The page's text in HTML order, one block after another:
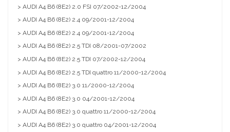
> AUDI A4 B6 (8E2) 2.0 FSI 07/2002-12/2004
> AUDI A4 B6 (8E2) 2.4 09/2001-12/2004
> AUDI A4 B6 (8E2) 2.4 09/2001-12/2004
> AUDI A4 B6 (8E2) 2.5 TDI 08/2001-07/2002
> AUDI A4 B6 (8E2) 2.5 TDI 07/2002-12/2004
> AUDI A4 B6 (8E2) 2.5 TDI quattro 11/2000-12/2004
> AUDI A4 B6 (8E2) 3.0 11/2000-12/2004
> AUDI A4 B6 (8E2) 3.0 04/2001-12/2004
> AUDI A4 B6 (8E2) 3.0 quattro 11/2000-12/2004
> AUDI A4 B6 (8E2) 3.0 quattro 04/2001-12/2004